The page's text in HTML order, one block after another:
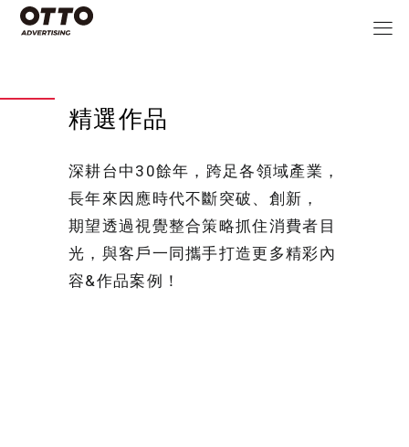
精選作品
深耕台中30餘年，跨足各領域產業，
長年來因應時代不斷突破、創新，
期望透過視覺整合策略抓住消費者目
光，與客戶一同攜手打造更多精彩內
容&作品案例！